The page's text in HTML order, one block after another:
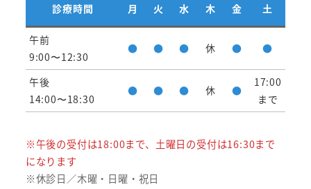
診療時間 月 火 水 木 金 土
午前
9:00〜12:30
● ● ● 休 ● ●
午後
14:00〜18:30
● ● ● 休 ●
17:00
まで
※午後の受付は18:00まで、土曜日の受付は16:30まで
になります
※休診日／木曜・日曜・祝日